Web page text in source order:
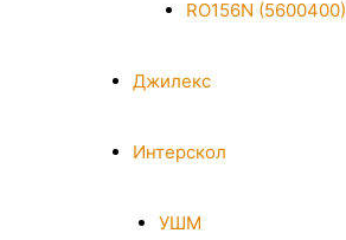
RO156N (5600400)
Джилекс
Интерскол
УШМ